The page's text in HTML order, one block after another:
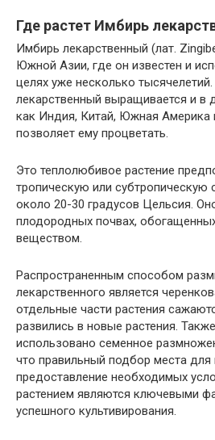
Где растет Имбирь
Имбирь лекарственный (лат.
Южной Азии, где он известен и
целях уже несколько
лекарственный выращивается и в
как Индия, Китай, Южная Америка
позволяет ему процветать.
Это теплолюбивое растение
тропическую или субтропическую
около 20-30 градусов Цельсия.
плодородных почвах,
веществом.
Распространенным способом
лекарственного является
отдельные части растения
развились в новые растения.
использовано семенное
что правильный подбор места
предоставление необходимых
растением являются ключевыми
успешного культивирования.